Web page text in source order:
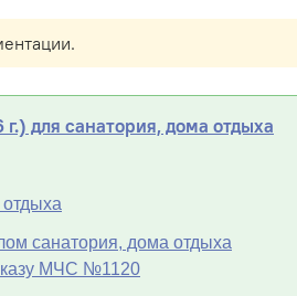
для санатория, дома отдыха
санатория, дома отдыха
МЧС №1120